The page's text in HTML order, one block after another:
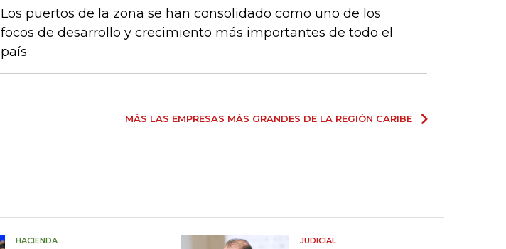
Los puertos de la zona se han consolidado como uno de los
focos de desarrollo y crecimiento más importantes de todo el
país
MÁS LAS EMPRESAS MÁS GRANDES DE LA REGIÓN CARIBE
HACIENDA JUDICIAL